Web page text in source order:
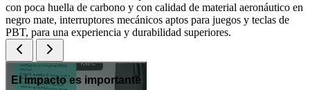
con poca huella de carbono y con calidad de material aeronáutico en
negro mate, interruptores mecánicos aptos para juegos y teclas de
PBT, para una experiencia y durabilidad superiores.
El impacto es importante